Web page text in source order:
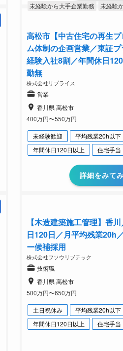
未経験から大手企業勤務 未経験
高松市【中古住宅の再生
ム体制の企画営業／東証
経験入社8割／年間休日
勤無
株式会社リプライス
営業
香川県 高松市
400万円〜550万円
未経験歓迎
平均残業20h以下
年間休日120日以上
住宅手当
詳細をみて
【木造建築施工管理】香
日120日／月平均残業20h
ー候補採用
株式会社フソウリブテック
技術職
香川県 高松市
500万円〜650万円
土日祝休み
平均残業20h以下
年間休日120日以上
住宅手当